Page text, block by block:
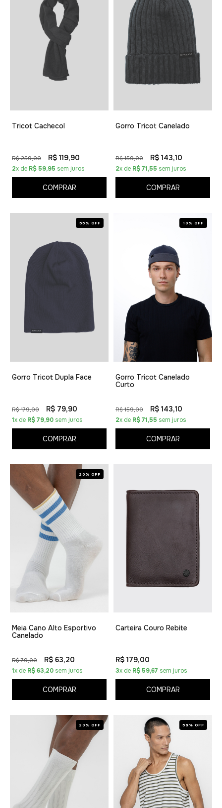
Tricot Cachecol
R$ 259,00 R$ 119,90
2x de R$ 59,95 sem juros
COMPRAR
Gorro Tricot Canelado
R$ 159,00 R$ 143,10
2x de R$ 71,55 sem juros
COMPRAR
55% OFF
Gorro Tricot Dupla Face
R$ 179,00 R$ 79,90
1x de R$ 79,90 sem juros
COMPRAR
10% OFF
Gorro Tricot Canelado
Curto
R$ 159,00 R$ 143,10
2x de R$ 71,55 sem juros
COMPRAR
20% OFF
Meia Cano Alto Esportivo
Canelado
R$ 79,00 R$ 63,20
1x de R$ 63,20 sem juros
COMPRAR
Carteira Couro Rebite
R$ 179,00
3x de R$ 59,67 sem juros
COMPRAR
20% OFF 59% OFF